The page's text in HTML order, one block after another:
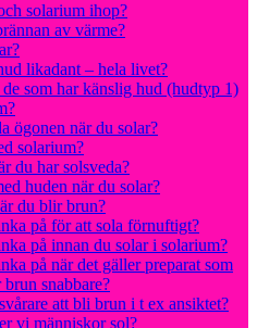
solarium ihop?
av värme?
likadant – hela livet?
som har känslig hud (hudtyp 1)
ögonen när du solar?
solarium?
du har solsveda?
huden när du solar?
du blir brun?
på för att sola förnuftigt?
på innan du solar i solarium?
på när det gäller preparat som
snabbare?
att bli brun i t ex ansiktet?
vi människor sol?